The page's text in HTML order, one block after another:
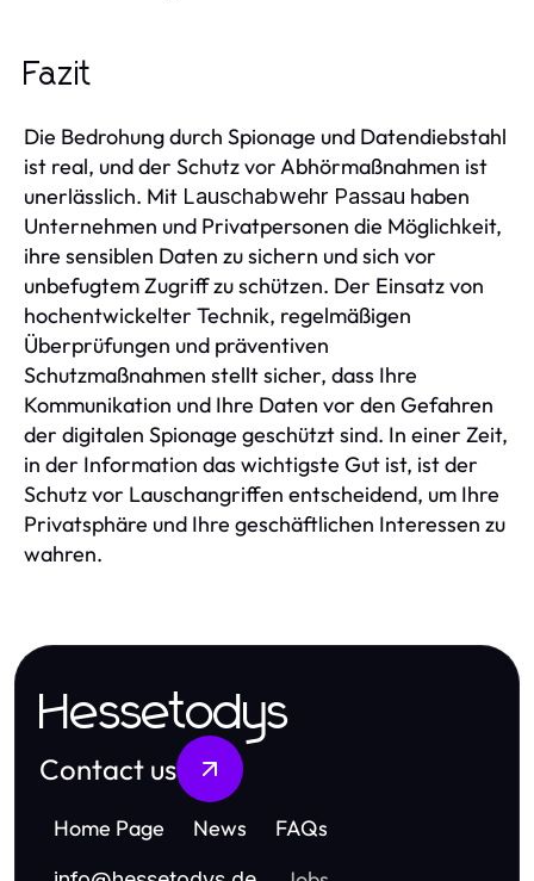
Fazit
Die Bedrohung durch Spionage und Datendiebstahl
ist real, und der Schutz vor Abhörmaßnahmen ist
unerlässlich. Mit Lauschabwehr Passau haben
Unternehmen und Privatpersonen die Möglichkeit,
ihre sensiblen Daten zu sichern und sich vor
unbefugtem Zugriff zu schützen. Der Einsatz von
hochentwickelter Technik, regelmäßigen
Überprüfungen und präventiven
Schutzmaßnahmen stellt sicher, dass Ihre
Kommunikation und Ihre Daten vor den Gefahren
der digitalen Spionage geschützt sind. In einer Zeit,
in der Information das wichtigste Gut ist, ist der
Schutz vor Lauschangriffen entscheidend, um Ihre
Privatsphäre und Ihre geschäftlichen Interessen zu
wahren.
Hessetodys
Contact us
Home Page News FAQs